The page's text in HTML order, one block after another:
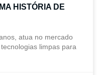
HISTÓRIA DE
atua no mercado
limpas para